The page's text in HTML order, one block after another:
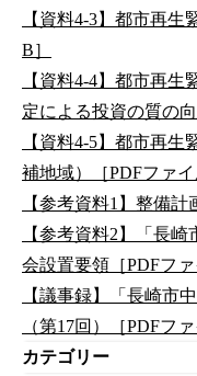
【資料4-3】都市再
B］
【資料4-4】都市再
定による投資の質の
【資料4-5】都市再
補地域）［PDFファイ
【参考資料1】整備計
【参考資料2】「長
会設置要領［PDFファ
【議事録】「長崎市
（第17回）［PDFフ
カテゴリー